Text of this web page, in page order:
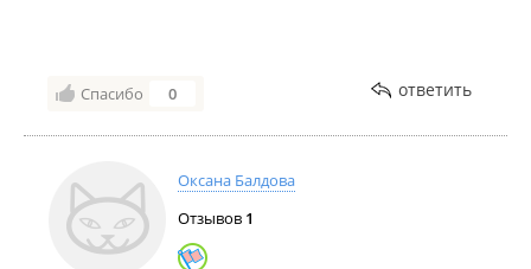
Спасибо 0 ответить
Оксана Балдова
Отзывов 1